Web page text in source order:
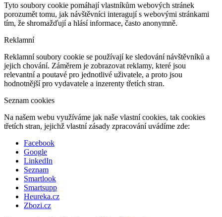
Tyto soubory cookie pomáhají vlastníkům webových stránek
porozumět tomu, jak návštěvníci interagují s webovými stránkami
tím, že shromažďují a hlásí informace, často anonymně.
Reklamní
Reklamní soubory cookie se používají ke sledování návštěvníků a
jejich chování. Záměrem je zobrazovat reklamy, které jsou
relevantní a poutavé pro jednotlivé uživatele, a proto jsou
hodnotnější pro vydavatele a inzerenty třetích stran.
Seznam cookies
Na našem webu využíváme jak naše vlastní cookies, tak cookies
třetích stran, jejichž vlastní zásady zpracování uvádíme zde:
Facebook
Google
LinkedIn
Seznam
Smartlook
Smartsupp
Heureka.cz
Zbozi.cz